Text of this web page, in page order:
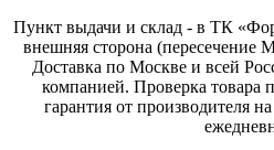
Пункт выдачи и склад - в ТК
внешняя сторона
Доставка по Москве и всей
компанией. Проверка товара
гарантия от производителя